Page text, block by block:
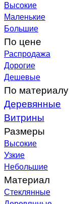
Высокие
Маленькие
Большие
По цене
Распродажа
Дорогие
Дешевые
По материалу
Деревянные
Витрины
Размеры
Высокие
Узкие
Небольшие
Материал
Стеклянные